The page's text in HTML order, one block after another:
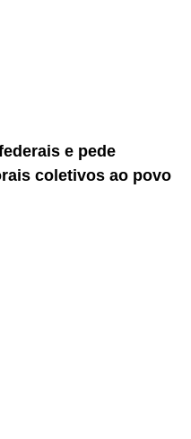
e pede
coletivos ao povo